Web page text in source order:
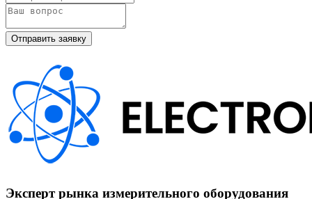
Эксперт рынка измерительного оборудования